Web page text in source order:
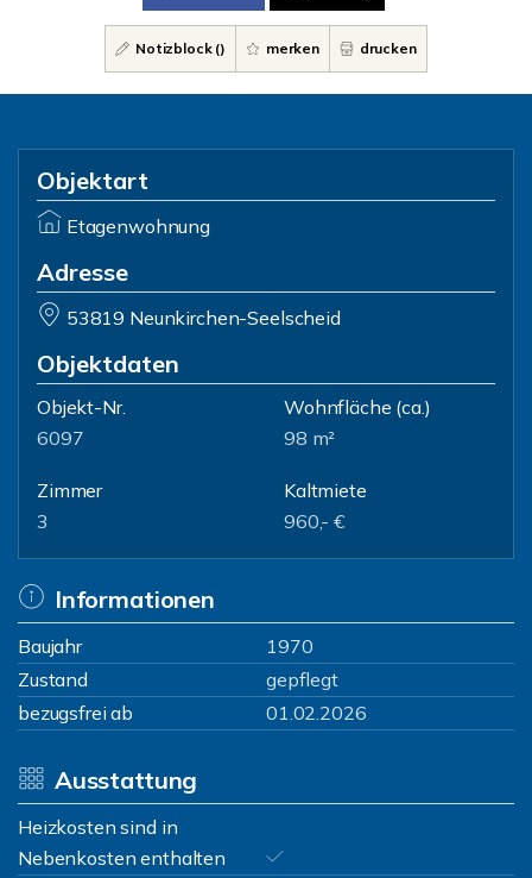
Notizblock () merken drucken
Objektart
Etagenwohnung
Adresse
53819 Neunkirchen-Seelscheid
Objektdaten
Objekt-Nr.
6097
Wohnfläche (ca.)
98 m²
Zimmer
3
Kaltmiete
960,- €
Informationen
Baujahr
1970
Zustand
gepflegt
bezugsfrei ab
01.02.2026
Ausstattung
Heizkosten sind in
Nebenkosten enthalten